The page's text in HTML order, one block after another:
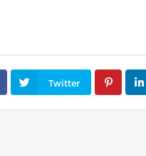
Twitter